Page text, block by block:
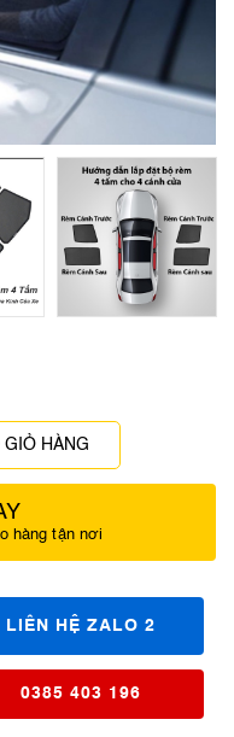
GIỎ HÀNG
hàng tận nơi
LIÊN HỆ ZALO 2
0385 403 196